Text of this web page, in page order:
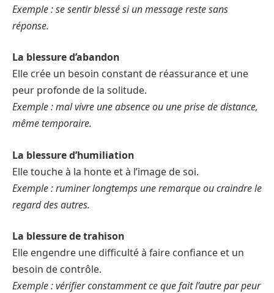
Exemple : se sentir blessé si un message reste sans
réponse.
La blessure d’abandon
Elle crée un besoin constant de réassurance et une
peur profonde de la solitude.
Exemple : mal vivre une absence ou une prise de distance,
même temporaire.
La blessure d’humiliation
Elle touche à la honte et à l’image de soi.
Exemple : ruminer longtemps une remarque ou craindre le
regard des autres.
La blessure de trahison
Elle engendre une difficulté à faire confiance et un
besoin de contrôle.
Exemple : vérifier constamment ce que fait l’autre par peur